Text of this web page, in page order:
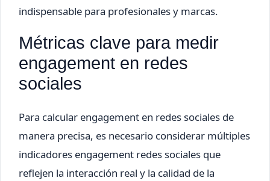
indispensable para profesionales y marcas.
Métricas clave para medir
engagement en redes
sociales
Para calcular engagement en redes sociales de
manera precisa, es necesario considerar múltiples
indicadores engagement redes sociales que
reflejen la interacción real y la calidad de la